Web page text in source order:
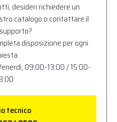
desideri richiedere un
catalogo o contattare il
disposizione per ogni
09:00-13:00 / 15:00-
tecnico